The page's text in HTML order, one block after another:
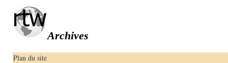
Archives
Plan du site